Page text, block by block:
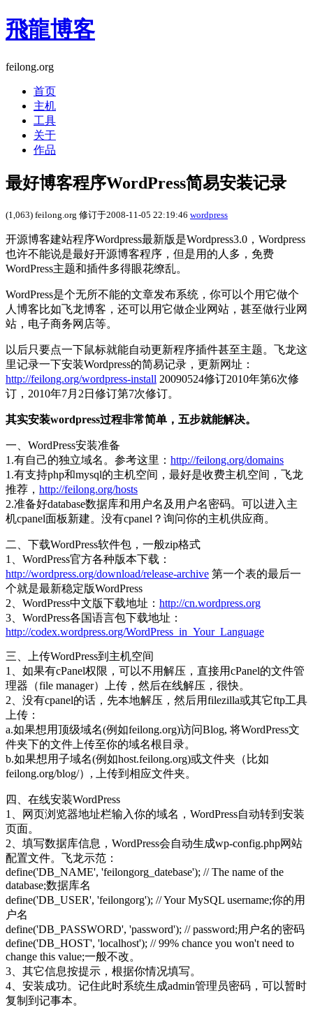
飛龍博客
feilong.org
首页
主机
工具
关于
作品
最好博客程序WordPress简易安装记录
(1,063) feilong.org 修订于2008-11-05 22:19:46 wordpress
开源博客建站程序Wordpress最新版是Wordpress3.0，Wordpress
也许不能说是最好开源博客程序，但是用的人多，免费
WordPress主题和插件多得眼花缭乱。
WordPress是个无所不能的文章发布系统，你可以个用它做个
人博客比如飞龙博客，还可以用它做企业网站，甚至做行业网
站，电子商务网店等。
以后只要点一下鼠标就能自动更新程序插件甚至主题。飞龙这
里记录一下安装Wordpress的简易记录，更新网址：
http://feilong.org/wordpress-install 20090524修订2010年第6次修
订，2010年7月2日修订第7次修订。
其实安装wordpress过程非常简单，五步就能解决。
一、WordPress安装准备
1.有自己的独立域名。参考这里： http://feilong.org/domains
1.有支持php和mysql的主机空间，最好是收费主机空间，飞龙
推荐， http://feilong.org/hosts
2.准备好database数据库和用户名及用户名密码。可以进入主
机cpanel面板新建。没有cpanel？询问你的主机供应商。
二、下载WordPress软件包，一般zip格式
1、WordPress官方各种版本下载：
http://wordpress.org/download/release-archive 第一个表的最后一
个就是最新稳定版WordPress
2、WordPress中文版下载地址： http://cn.wordpress.org
3、WordPress各国语言包下载地址：
http://codex.wordpress.org/WordPress_in_Your_Language
三、上传WordPress到主机空间
1、如果有cPanel权限，可以不用解压，直接用cPanel的文件管
理器（file manager）上传，然后在线解压，很快。
2、没有cpanel的话，先本地解压，然后用filezilla或其它ftp工具
上传：
a.如果想用顶级域名(例如feilong.org)访问Blog, 将WordPress文
件夹下的文件上传至你的域名根目录。
b.如果想用子域名(例如host.feilong.org)或文件夹（比如
feilong.org/blog/）, 上传到相应文件夹。
四、在线安装WordPress
1、网页浏览器地址栏输入你的域名，WordPress自动转到安装
页面。
2、填写数据库信息，WordPress会自动生成wp-config.php网站
配置文件。飞龙示范：
define('DB_NAME', 'feilongorg_datebase'); // The name of the
database;数据库名
define('DB_USER', 'feilongorg'); // Your MySQL username;你的用
户名
define('DB_PASSWORD', 'password'); // password;用户名的密码
define('DB_HOST', 'localhost'); // 99% chance you won't need to
change this value;一般不改。
3、其它信息按提示，根据你情况填写。
4、安装成功。记住此时系统生成admin管理员密码，可以暂时
复制到记事本。